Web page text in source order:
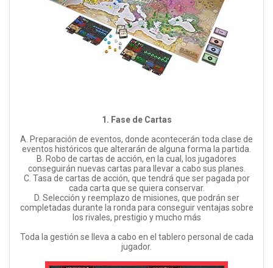
1. Fase de Cartas
A. Preparación de eventos, donde acontecerán toda clase de
eventos históricos que alterarán de alguna forma la partida.
B. Robo de cartas de acción, en la cual, los jugadores
conseguirán nuevas cartas para llevar a cabo sus planes.
C. Tasa de cartas de acción, que tendrá que ser pagada por
cada carta que se quiera conservar.
D. Selección y reemplazo de misiones, que podrán ser
completadas durante la ronda para conseguir ventajas sobre
los rivales, prestigio y mucho más
Toda la gestión se lleva a cabo en el tablero personal de cada
jugador.